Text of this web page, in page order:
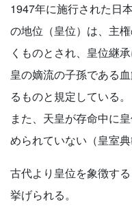
1947年に施行された日
の地位（皇位）は、主
くものとされ、皇位継
皇の嫡流の子孫である
るものと規定している。
また、天皇が存命中に
められていない（皇室典
古代より皇位を象徴す
挙げられる。